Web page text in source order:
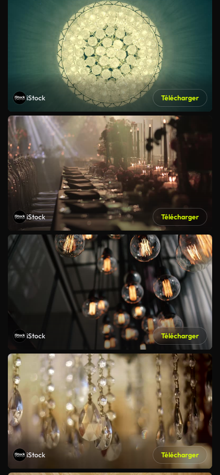
iStock Télécharger
iStock Télécharger
iStock Télécharger
iStock Télécharger